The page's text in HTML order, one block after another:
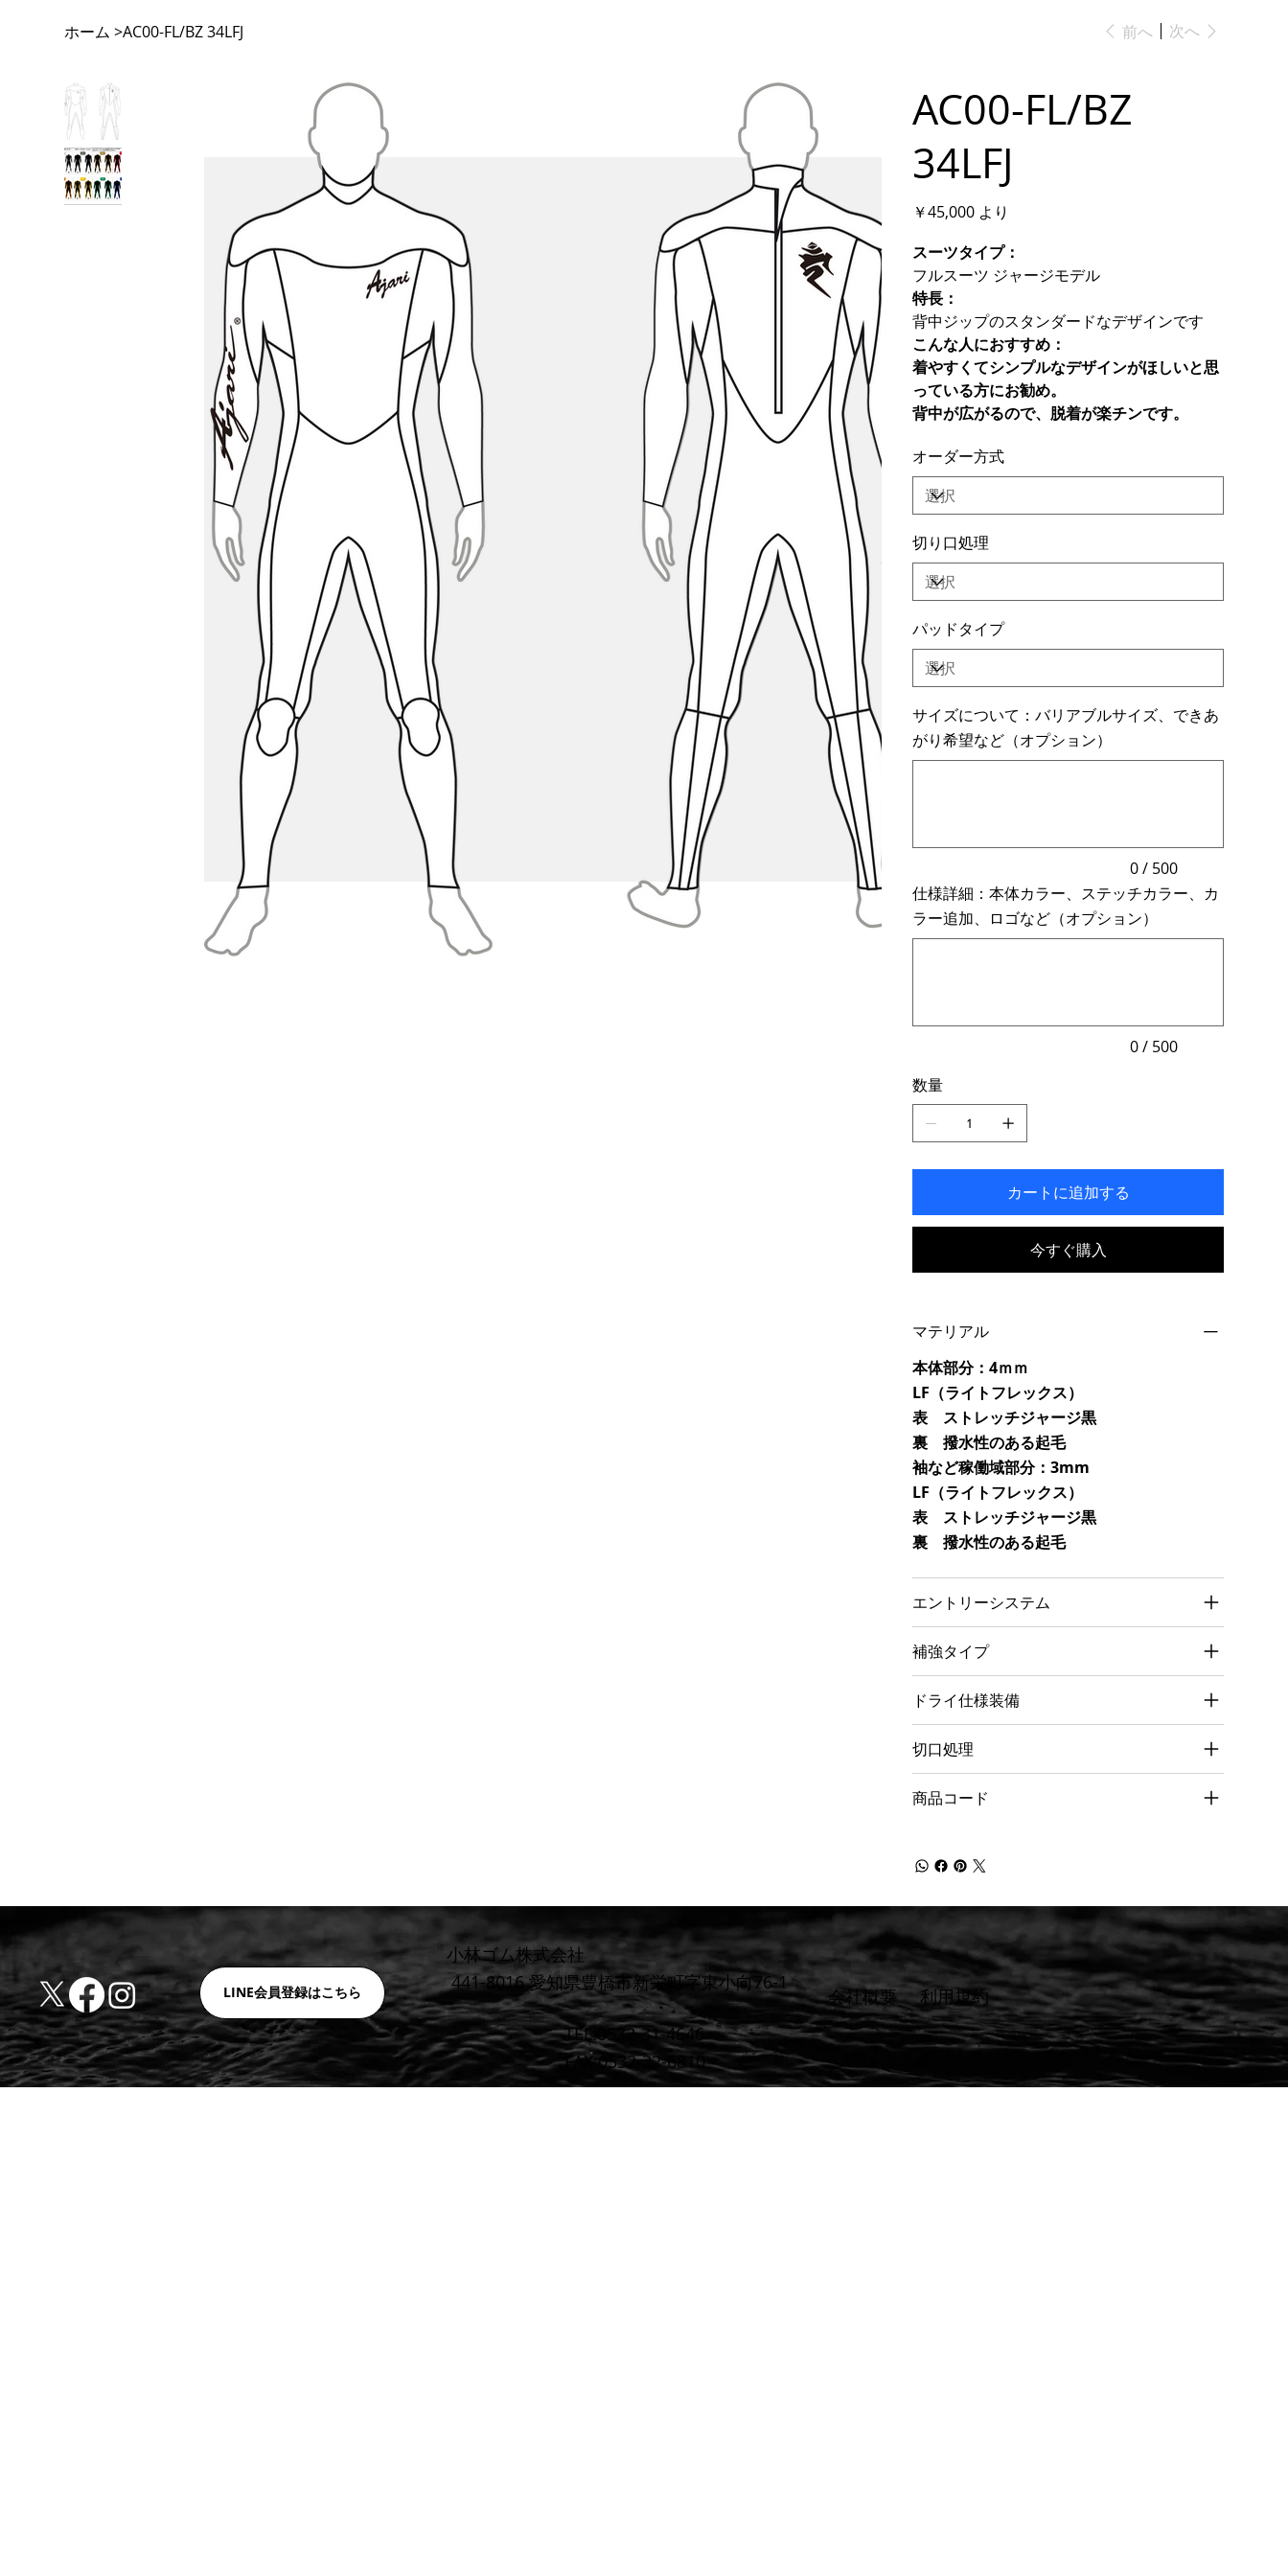
ホーム >AC00-FL/BZ 34LFJ 前へ 次へ
AC00-FL/BZ
34LFJ
価
格
￥45,000 より
スーツタイプ：
フルスーツ ジャージモデル
特長：
背中ジップのスタンダードなデザインです
こんな人におすすめ：
着やすくてシンプルなデザインがほしいと思
っている方にお勧め。
背中が広がるので、脱着が楽チンです。
オーダー方式
切り口処理
パッドタイプ
サイズについて：バリアブルサイズ、できあ
がり希望など（オプション）
入
き
ま
す。
0 / 500
仕様詳細：本体カラー、ステッチカラー、カ
ラー追加、ロゴなど（オプション）
入
ま
す。
0 / 500
数量
カートに追加する
今すぐ購入
マテリアル
本体部分：4ｍｍ
LF（ライトフレックス）
表 ストレッチジャージ黒
裏 撥水性のある起毛
袖など稼働域部分：3mm
LF（ライトフレックス）
表 ストレッチジャージ黒
裏 撥水性のある起毛
エントリーシステム
補強タイプ
ドライ仕様装備
切口処理
商品コード
LINE会員登録はこちら
小林ゴム株式会社
441-8016 愛知県豊橋市新栄町字東小向76-1
TEL:0532-31-4646
FAX:0532-32-6810
​会社概要 ​利用規約